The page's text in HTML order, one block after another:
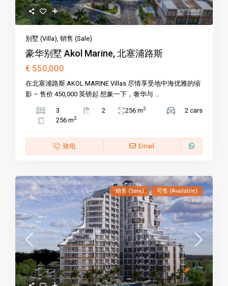
别墅 (Villa) ,销售 (Sale)
豪华别墅 Akol Marine, 北塞浦路斯
€ 550,000
在北塞浦路斯 AKOL MARINE Villas 尽情享受地中海优雅的缩
影 – 售价 450,000 英镑起 想象一下，奢华与 ...
3 2 256 m2
2 cars
256 m2
致电 Email
销售 (Sale) 可售 (Available)